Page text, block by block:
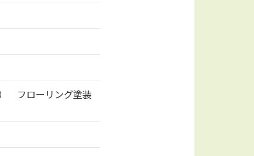
フローリング塗装